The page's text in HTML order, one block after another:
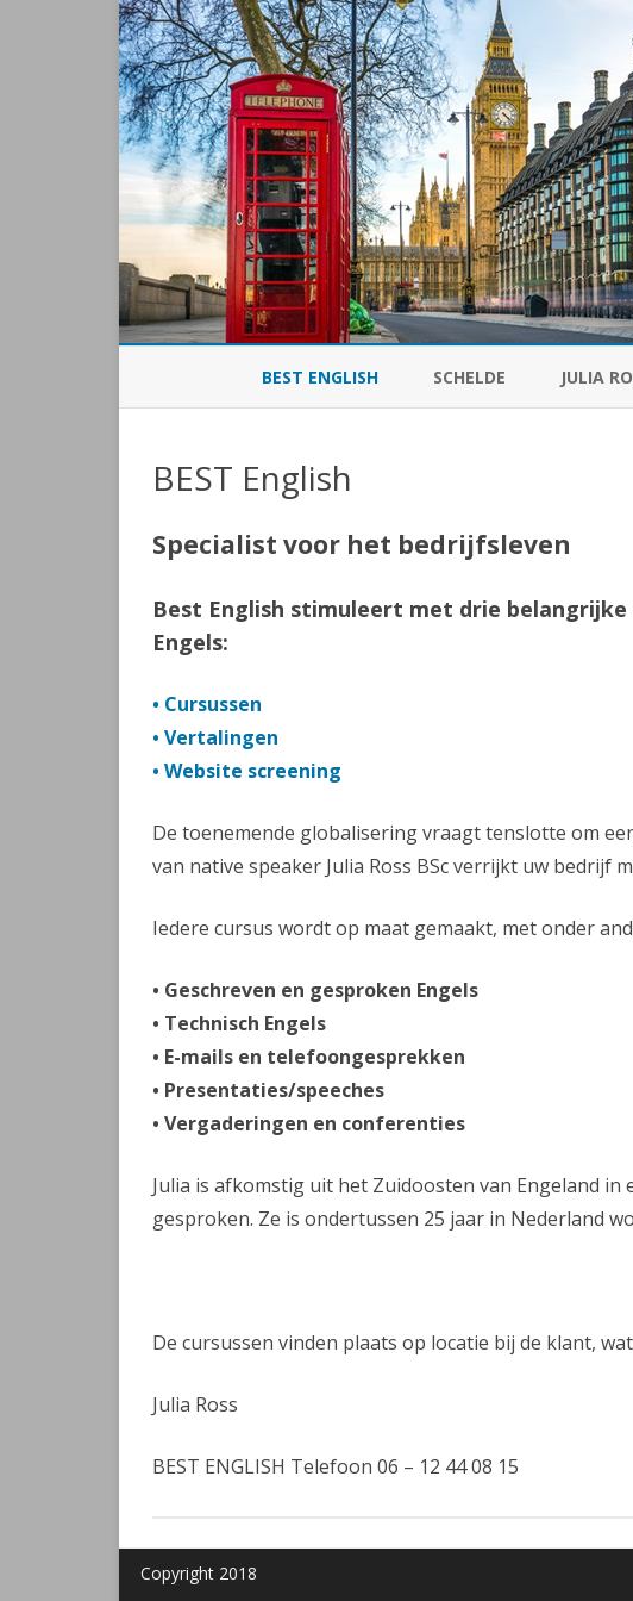
BEST ENGLISH SCHELDE JULIA
BEST English
Specialist voor het bedrijfsleven
Best English stimuleert met drie
Engels:
• Cursussen
• Vertalingen
• Website screening
De toenemende globalisering vraagt tenslotte om
van native speaker Julia Ross BSc verrijkt uw bedrijf
Iedere cursus wordt op maat gemaakt, met onder
• Geschreven en gesproken Engels
• Technisch Engels
• E-mails en telefoongesprekken
• Presentaties/speeches
• Vergaderingen en conferenties
Julia is afkomstig uit het Zuidoosten van Engeland in
gesproken. Ze is ondertussen 25 jaar in Nederland
De cursussen vinden plaats op locatie bij de klant,
Julia Ross
BEST ENGLISH Telefoon 06 – 12 44 08 15
Copyright 2018